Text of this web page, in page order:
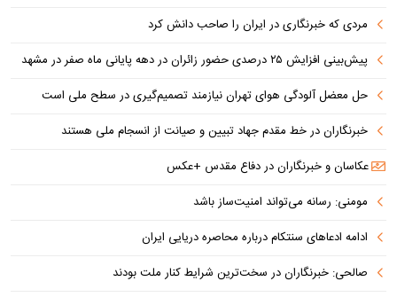
مردی که خبرنگاری در ایران را صاحب دانش کرد
پیش‌بینی افزایش ۲۵ درصدی حضور زائران در دهه پایانی ماه صفر در مشهد
حل معضل آلودگی هوای تهران نیازمند تصمیم‌گیری در سطح ملی است
خبرنگاران در خط مقدم جهاد تبیین و صیانت از انسجام ملی هستند
عکاسان و خبرنگاران در دفاع مقدس +عکس
مومنی: رسانه می‌تواند امنیت‌ساز باشد
ادامه ادعاهای سنتکام درباره محاصره دریایی ایران
صالحی: خبرنگاران در سخت‌ترین شرایط کنار ملت بودند